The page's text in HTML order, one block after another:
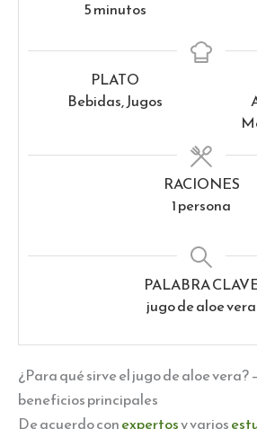
5minutos
minutos
PLATO
Bebidas, Jugos
RACIONES
1persona
PALABRA
jugo de aloe vera
¿Para qué sirve el jugo de aloe vera?
beneficios principales
De acuerdo conexpertosy varios